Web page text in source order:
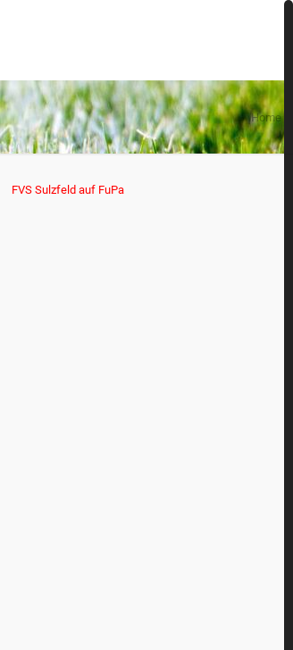
Home
FVS Sulzfeld auf FuPa